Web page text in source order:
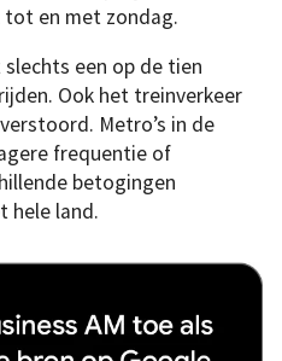
en met zondag.
slechts een op de tien
Ook het treinverkeer
Metro’s in de
frequentie of
betogingen
hele land.